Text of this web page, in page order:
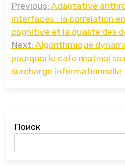
по
записям
Previous: Adaptative
interfaces : la correlation
cognitive et la qualite des
Next: Algorithmique
pourquoi le cafe matinal se
surcharge informationnelle
Поиск